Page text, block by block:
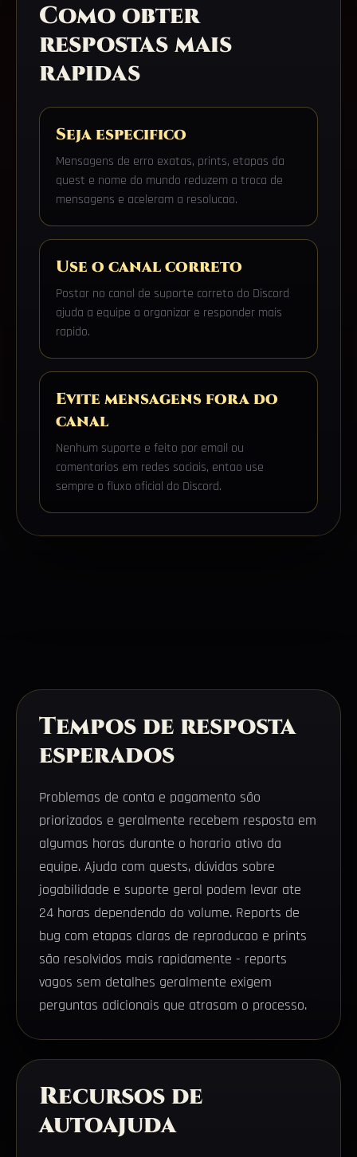
Como obter
respostas mais
rapidas
Seja especifico
Mensagens de erro exatas, prints, etapas da
quest e nome do mundo reduzem a troca de
mensagens e aceleram a resolucao.
Use o canal correto
Postar no canal de suporte correto do Discord
ajuda a equipe a organizar e responder mais
rapido.
Evite mensagens fora do
canal
Nenhum suporte e feito por email ou
comentarios em redes sociais, entao use
sempre o fluxo oficial do Discord.
Tempos de resposta
esperados
Problemas de conta e pagamento são
priorizados e geralmente recebem resposta em
algumas horas durante o horario ativo da
equipe. Ajuda com quests, dúvidas sobre
jogabilidade e suporte geral podem levar ate
24 horas dependendo do volume. Reports de
bug com etapas claras de reproducao e prints
são resolvidos mais rapidamente - reports
vagos sem detalhes geralmente exigem
perguntas adicionais que atrasam o processo.
Recursos de
autoajuda